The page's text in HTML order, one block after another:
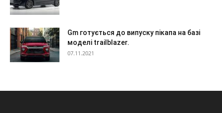
Gm готується до випуску пікапа на базі
моделі trailblazer.
07.11.2021